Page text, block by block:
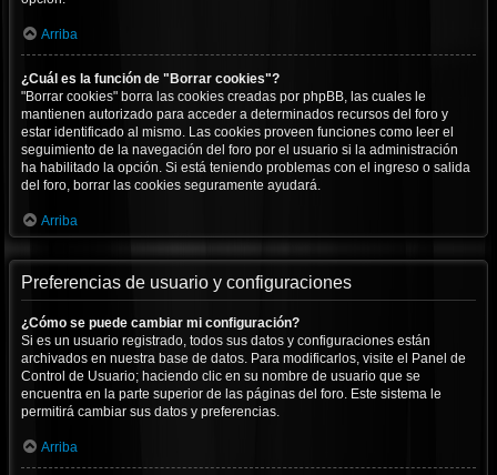
Arriba
¿Cuál es la función de "Borrar cookies"?
"Borrar cookies" borra las cookies creadas por phpBB, las cuales le
mantienen autorizado para acceder a determinados recursos del foro y
estar identificado al mismo. Las cookies proveen funciones como leer el
seguimiento de la navegación del foro por el usuario si la administración
ha habilitado la opción. Si está teniendo problemas con el ingreso o salida
del foro, borrar las cookies seguramente ayudará.
Arriba
Preferencias de usuario y configuraciones
¿Cómo se puede cambiar mi configuración?
Si es un usuario registrado, todos sus datos y configuraciones están
archivados en nuestra base de datos. Para modificarlos, visite el Panel de
Control de Usuario; haciendo clic en su nombre de usuario que se
encuentra en la parte superior de las páginas del foro. Este sistema le
permitirá cambiar sus datos y preferencias.
Arriba